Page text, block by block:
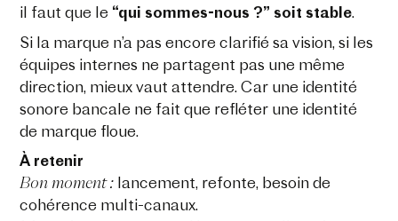
il faut que le “qui sommes-nous ?” soit stable.
Si la marque n’a pas encore clarifié sa vision, si les
équipes internes ne partagent pas une même
direction, mieux vaut attendre. Car une identité
sonore bancale ne fait que refléter une identité
de marque floue.
À retenir
Bon moment : lancement, refonte, besoin de
cohérence multi-canaux.